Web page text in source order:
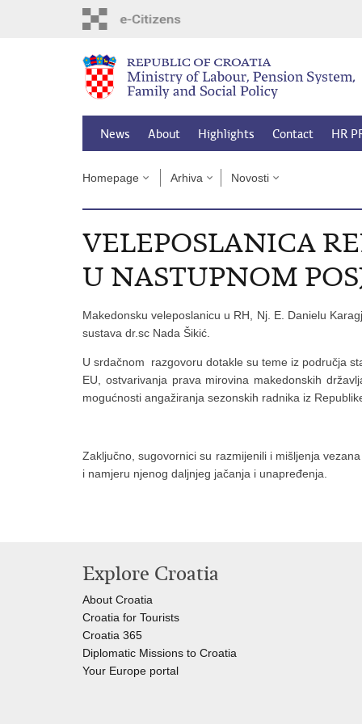
News About Highlights Contact HR
Homepage Arhiva Novosti
VELEPOSLANICA
U NASTUPNOM
Makedonsku veleposlanicu u RH, Nj. E. Danielu
sustava dr.sc Nada Šikić.
U srdačnom razgovoru dotakle su teme iz područja
EU, ostvarivanja prava mirovina makedonskih
mogućnosti angažiranja sezonskih radnika iz
Zaključno, sugovornici su razmijenili i mišljenja
i namjeru njenog daljnjeg jačanja i unapređenja.
Explore Croatia
About Croatia
Croatia for Tourists
Croatia 365
Diplomatic Missions to Croatia
Your Europe portal​